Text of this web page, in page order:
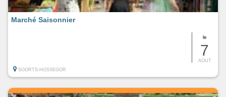
le
7
AOUT
Marché Saisonnier
SOORTS-HOSSEGOR